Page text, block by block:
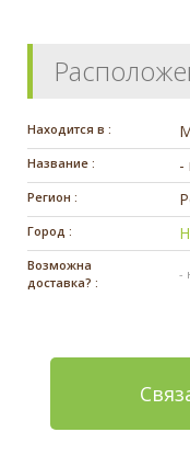
Находится в :
Название : -
Регион :
Город :
Возможна
доставка? :
-